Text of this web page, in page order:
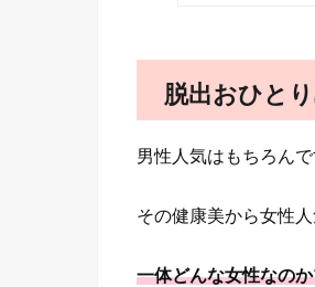
脱出おひと
男性人気はもちろんで
その健康美から女性
一体どんな女性なの